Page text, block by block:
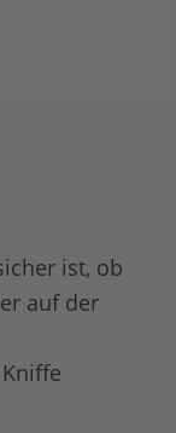
ist, ob
auf der